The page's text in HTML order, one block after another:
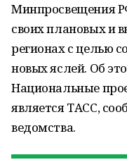
Минпросвещения
своих плановых и
регионах с целью
новых яслей. Об
Национальные
является ТАСС,
ведомства.